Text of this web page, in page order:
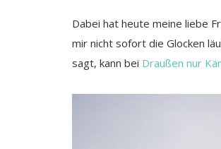
Dabei hat heute meine liebe
mir nicht sofort die Glocken
sagt, kann bei Draußen nur